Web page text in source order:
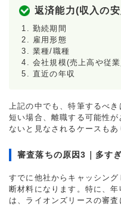
返済能力(収入の
勤続期間
雇用形態
業種/職種
会社規模(売上高や従
直近の年収
上記の中でも、特筆するべき
短い場合、離職する可能性
ないと見なされるケースもあ
審査落ちの原因3｜多す
すでに他社からキャッシン
断材料になります。特に、
は、ライオンズリースの審